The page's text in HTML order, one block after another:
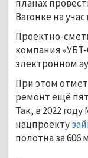
планах
Вагонке на
Проектно-
компания «УБТ-
электронном
При этом
ремонт ещё
Так, в 2022
нацпроекту
полотна за 606